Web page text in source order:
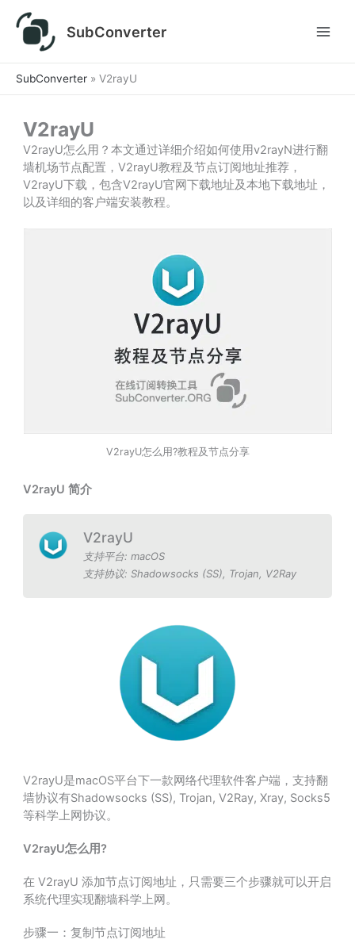
SubConverter
SubConverter » V2rayU
V2rayU
V2rayU怎么用？本文通过详细介绍如何使用v2rayN进行翻
墙机场节点配置，V2rayU教程及节点订阅地址推荐，
V2rayU下载，包含V2rayU官网下载地址及本地下载地址，
以及详细的客户端安装教程。
V2rayU怎么用?教程及节点分享
V2rayU 简介
V2rayU
支持平台: macOS
支持协议: Shadowsocks (SS), Trojan, V2Ray
V2rayU是macOS平台下一款网络代理软件客户端，支持翻
墙协议有Shadowsocks (SS), Trojan, V2Ray, Xray, Socks5
等科学上网协议。
V2rayU怎么用?
在 V2rayU 添加节点订阅地址，只需要三个步骤就可以开启
系统代理实现翻墙科学上网。
步骤一：复制节点订阅地址